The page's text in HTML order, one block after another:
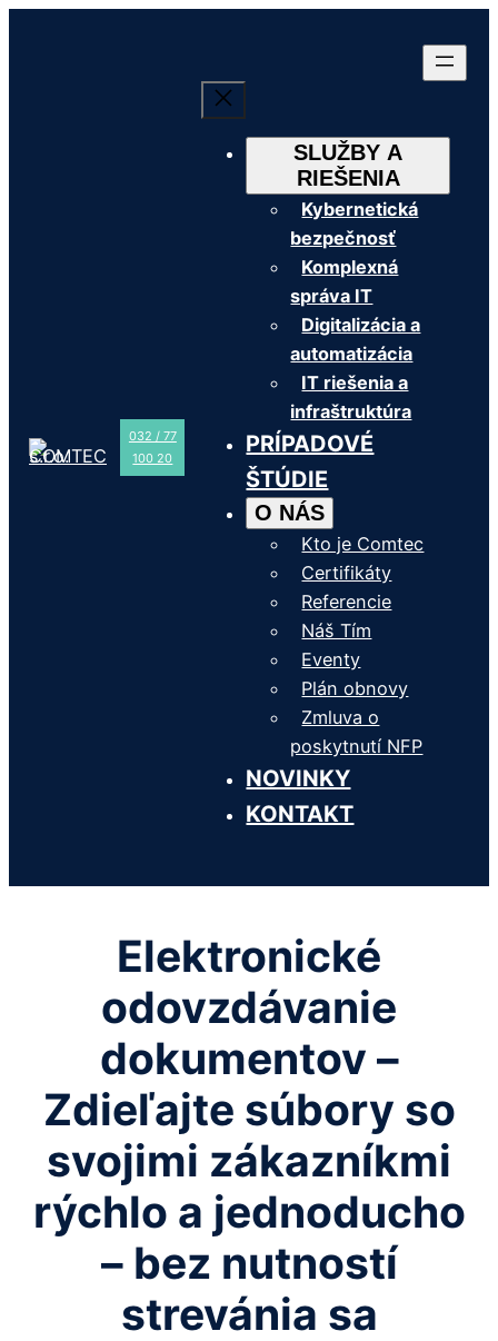
SLUŽBY A
RIEŠENIA
Kybernetická
bezpečnosť
Komplexná
správa IT
Digitalizácia a
automatizácia
IT riešenia a
infraštruktúra
PRÍPADOVÉ
ŠTÚDIE
O NÁS
Kto je Comtec
Certifikáty
Referencie
Náš Tím
Eventy
Plán obnovy
Zmluva o
poskytnutí NFP
NOVINKY
KONTAKT
032 / 77
100 20
Elektronické
odovzdávanie
dokumentov –
Zdieľajte súbory so
svojimi zákazníkmi
rýchlo a jednoducho
– bez nutností
strevánia sa